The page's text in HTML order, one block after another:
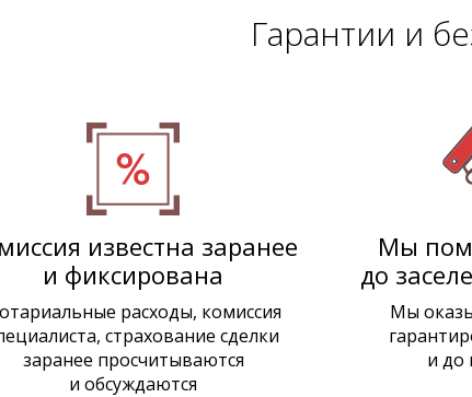
Гарантии и
известна заранее
и фиксирована
расходы, комиссия
страхование сделки
заранее просчитываются
и обсуждаются
Мы
до
Мы
и до